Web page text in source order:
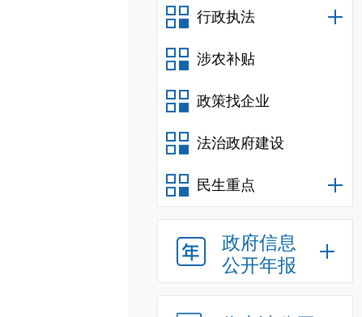
行政执法
涉农补贴
政策找企业
法治政府建设
民生重点
政府信息
公开年报